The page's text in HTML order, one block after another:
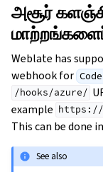
அசூர்
மாற்றங்களைப்
Weblate has
webhook for
/hooks/azure/
example https://
This can be done in
See also